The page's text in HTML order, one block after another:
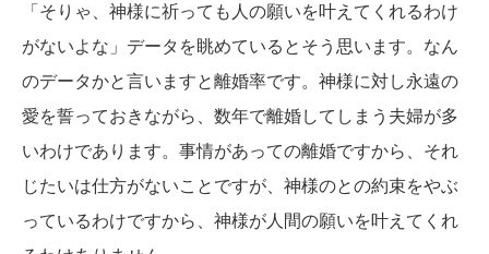
「そりゃ、神様に祈っても人の願いを叶えてくれるわけ
がないよな」データを眺めているとそう思います。なん
のデータかと言いますと離婚率です。神様に対し永遠の
愛を誓っておきながら、数年で離婚してしまう夫婦が多
いわけであります。事情があっての離婚ですから、それ
じたいは仕方がないことですが、神様のとの約束をやぶ
っているわけですから、神様が人間の願いを叶えてくれ